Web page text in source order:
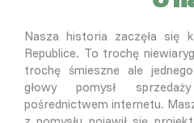
Nasza historia zaczęła się
Republice. To trochę
trochę śmieszne ale
głowy pomysł
pośrednictwem internetu.